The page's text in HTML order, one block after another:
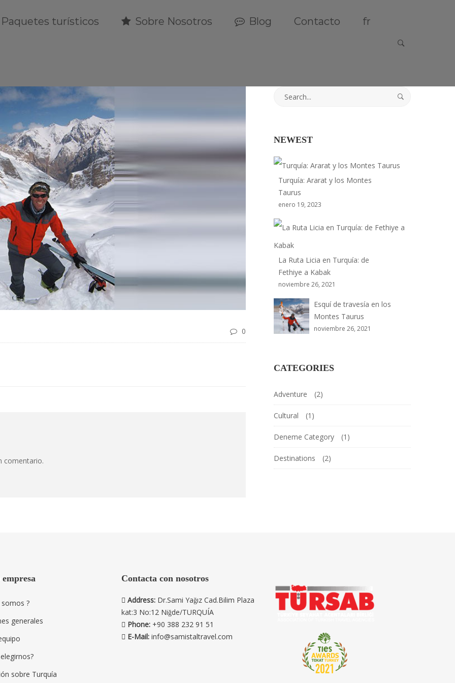
Paquetes turísticos Sobre Nosotros Blog Contacto fr
0
comentario.
NEWEST
Turquía: Ararat y los Montes
Taurus
enero 19, 2023
La Ruta Licia en Turquía: de
Fethiye a Kabak
noviembre 26, 2021
Esquí de travesía en los
Montes Taurus
noviembre 26, 2021
CATEGORIES
Adventure (2)
Cultural (1)
Deneme Category (1)
Destinations (2)
somos ?
generales
sobre Turquía
Contacta con nosotros
Address: Dr.Sami Yağız Cad.Bilim Plaza
kat:3 No:12 Niğde/TURQUÍA
Phone: +90 388 232 91 51
E-Mail: info@samistaltravel.com